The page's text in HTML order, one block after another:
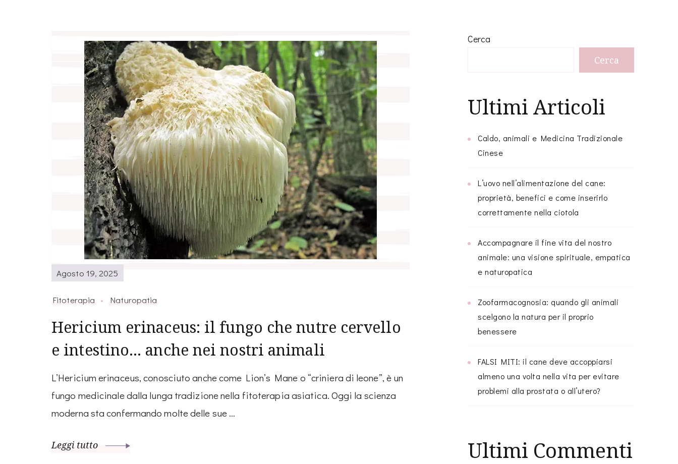
Agosto 19, 2025
Fitoterapia Naturopatia
Hericium erinaceus: il fungo che nutre cervello
e intestino… anche nei nostri animali
L’Hericium erinaceus, conosciuto anche come Lion’s Mane o “criniera di leone”, è un
fungo medicinale dalla lunga tradizione nella fitoterapia asiatica. Oggi la scienza
moderna sta confermando molte delle sue …
Leggi tutto
Cerca
Cerca
Ultimi Articoli
Caldo, animali e Medicina Tradizionale
Cinese
L’uovo nell’alimentazione del cane:
proprietà, benefici e come inserirlo
correttamente nella ciotola
Accompagnare il fine vita del nostro
animale: una visione spirituale, empatica
e naturopatica
Zoofarmacognosia: quando gli animali
scelgono la natura per il proprio
benessere
FALSI MITI: il cane deve accoppiarsi
almeno una volta nella vita per evitare
problemi alla prostata o all’utero?
Ultimi Commenti